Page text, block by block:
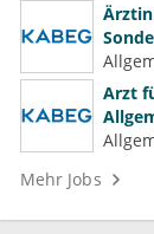
Arzt
Mehr Jobs